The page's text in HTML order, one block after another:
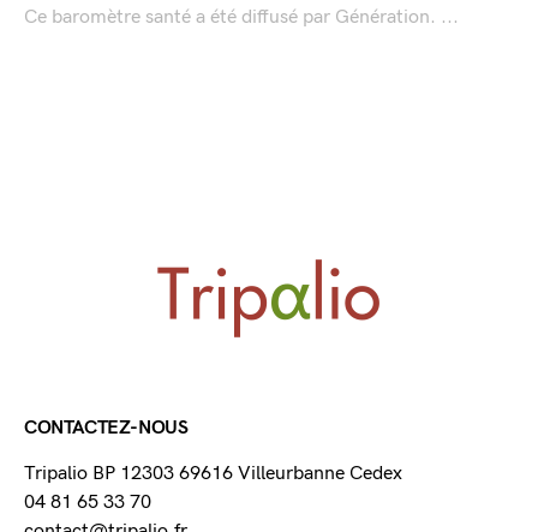
Ce baromètre santé a été diffusé par Génération. ...
CONTACTEZ-NOUS
Tripalio BP 12303 69616 Villeurbanne Cedex
04 81 65 33 70